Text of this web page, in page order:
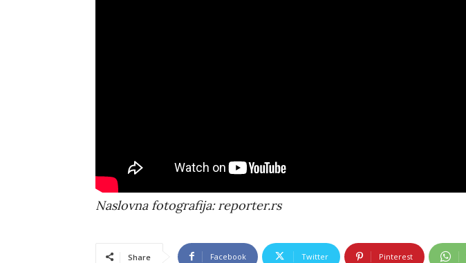
Naslovna fotografija: reporter.rs
Share Facebook Twitter Pinterest